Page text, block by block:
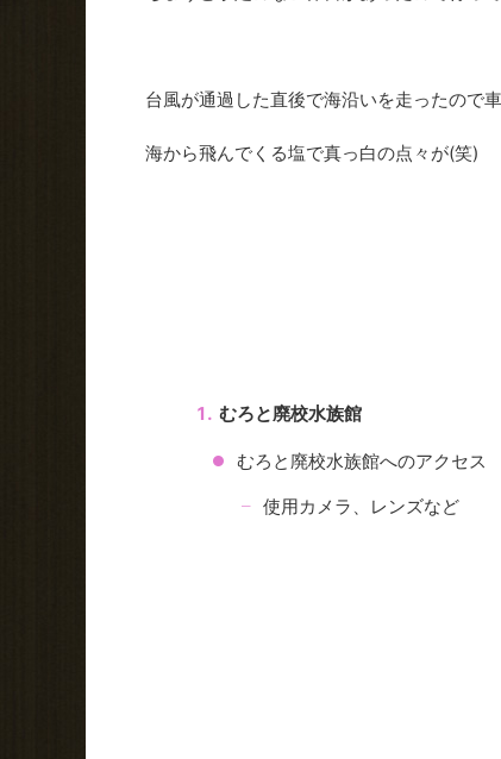
台風が通過した直後で海沿いを走ったので
海から飛んでくる塩で真っ白の点々が(笑)
むろと廃校水族館
むろと廃校水族館へのアクセス
使用カメラ、レンズなど